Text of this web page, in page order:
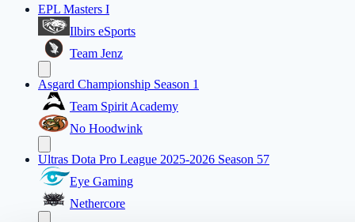
EPL Masters I
Ilbirs eSports
Team Jenz
Asgard Championship Season 1
Team Spirit Academy
No Hoodwink
Ultras Dota Pro League 2025-2026 Season 57
Eye Gaming
Nethercore